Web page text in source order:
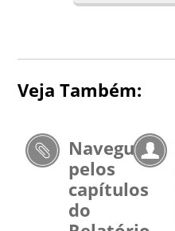
Veja Também:
Navegue
pelos
capítulos
do